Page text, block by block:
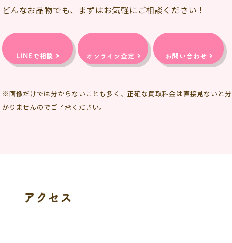
どんなお品物でも、まずはお気軽にご相談ください！
LINEで相談 オンライン査定 お問い合わせ
※画像だけでは分からないことも多く、正確な買取料金は直接見ないと分
かりませんのでご了承ください。
アクセス